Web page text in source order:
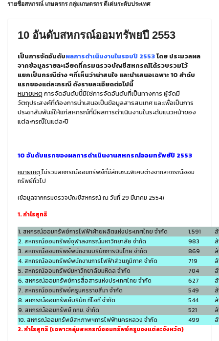
รายชื่อสหกรณ์ เกษตรกร กลุ่มเกษตรกร ดีเด่นระดับประเทศ
10 อันดับสหกรณ์ออมทรัพยปี 2553
เป็นการจัดอันดับผลการดำเนินงานในรอบปี 2553โดย ประมวลผล
จากข้อมูลรายละเอียดที่กรมตรวจบัญชีสหกรณ์ได้รวบรวมไว้
แยกเป็นกรณีต่าง ๆที่เห็นว่าน่าสนใจ และนำเสนอเฉพาะ 10 ลำดับ
แรกของแต่ละกรณี ดังรายละเอียดต่อไปนี้
หมายเหตุการจัดอันดับนี้มิใช่การจัดอันดับที่เป็นทางการ ผู้จัดมี
วัตถุประสงค์ที่ต้องการนำเสนอเป็นข้อมูลสารสนเทศ และเพื่อเป็นการ
ประชาสัมพันธ์ให้แก่สหกรณ์ที่มีผลการดำเนินงานในระดับแนวหน้าของ
แต่ละกรณ๊ในแต่ละปี
10 อันดับแรกของผลการดำเนินงานสหกรณ์ออมทรัพย์ปี 2553
หมายเหตุ ไม่รวมสหกรณ์ออมทรัพย์ที่มีลักษณะพิเศษต่างจากสหกรณ์ออม
ทรัพย์ทั่วไป
(ข้อมูลจากกรมตรวจบัญชีสหกรณ์ ณ วันที่ 29 มีนาคม 2554)
1. กำไรสุทธิ
1. สหกรณ์ออมทรัพย์การไฟฟ้าฝ่ายผลิตแห่งประเทศไทย จำกัด
1,591
2. สหกรณ์ออมทรัพย์จุฬาลงกรณ์มหาวิทยาลัย จำกัด
983
3. สหกรณ์ออมทรัพย์พนักงานบริษัทการบินไทย จำกัด
869
4. สหกรณ์ออมทรัพย์พนักงานการไฟฟ้าส่วนภูมิภาค จำกัด
719
5. สหกรณ์ออมทรัพย์มหาวิทยาลัยมหิดล จำกัด
704
6. สหกรณ์ออมทรัพย์การสื่อสารแห่งประเทศไทย จำกัด
627
7. สหกรณ์ออมทรัพย์ครูนครราชสีมา จำกัด
549
8. สหกรณ์ออมทรัพย์บริษัท ทีโอที จำกัด
544
9. สหกรณ์ออมทรัพย์ กทม. จำกัด
521
10. สหกรณ์ออมทรัพย์สหภาพฯการไฟฟ้านครหลวง จำกัด
499
2. กำไรสุทธิ (เฉพาะกลุ่มสหกรณ์ออมทรัพย์ครูของแต่ละจังหวัด)